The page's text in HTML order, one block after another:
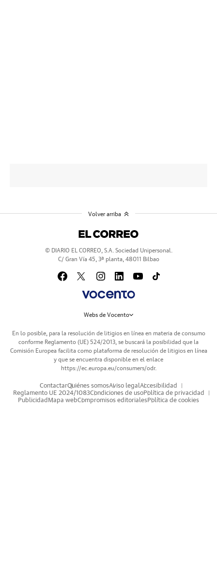
© DIARIO EL CORREO, S.A. Sociedad Unipersonal.
C/ Gran Vía 45, 3ª planta, 48011 Bilbao
Webs de Vocento
En lo posible, para la resolución de litigios en línea en materia de consumo
conforme Reglamento (UE) 524/2013, se buscará la posibilidad que la
Comisión Europea facilita como plataforma de resolución de litigios en línea
y que se encuentra disponible en el enlace
https://ec.europa.eu/consumers/odr.
ContactarQuiénes somosAviso legal Accesibilidad
Reglamento UE 2024/1083Condiciones de usoPolítica de privacidad
Publicidad Mapa webCompromisos editorialesPolítica de cookies
Volver arriba